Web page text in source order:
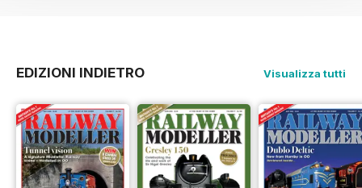
EDIZIONI INDIETRO Visualizza tutti